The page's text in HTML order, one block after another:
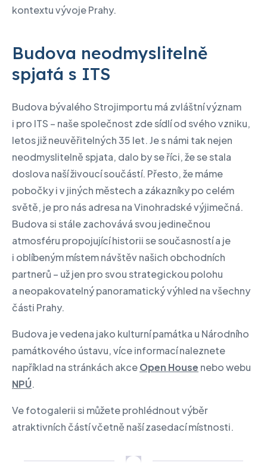
kontextu vývoje Prahy.
Budova neodmyslitelně
spjatá s ITS
Budova bývalého Strojimportu má zvláštní význam
i pro ITS – naše společnost zde sídlí od svého vzniku,
letos již neuvěřitelných 35 let. Je s námi tak nejen
neodmyslitelně spjata, dalo by se říci, že se stala
doslova naší živoucí součástí. Přesto, že máme
pobočky i v jiných městech a zákazníky po celém
světě, je pro nás adresa na Vinohradské výjimečná.
Budova si stále zachovává svou jedinečnou
atmosféru propojující historii se současností a je
i oblíbeným místem návštěv našich obchodních
partnerů – už jen pro svou strategickou polohu
a neopakovatelný panoramatický výhled na všechny
části Prahy.
Budova je vedena jako kulturní památka u Národního
památkového ústavu, více informací naleznete
například na stránkách akceOpen House nebo webu
NPÚ.
Ve fotogalerii si můžete prohlédnout výběr
atraktivních částí včetně naší zasedací místnosti.